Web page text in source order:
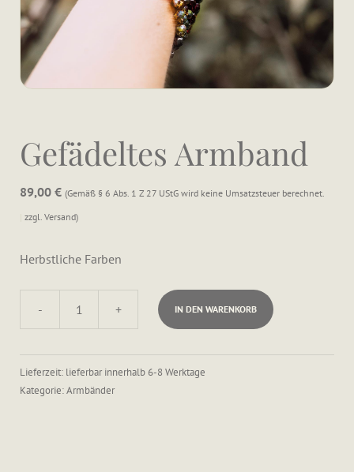
Gefädeltes Armband
89,00 € Gemäß § 6 Abs. 1 Z 27 UStG wird keine Umsatzsteuer berechnet.
zzgl. Versand
Herbstliche Farben
-
Gefädeltes
Menge
+ IN DEN WARENKORB
Lieferzeit: lieferbar innerhalb 6-8 Werktage
Kategorie:Armbänder